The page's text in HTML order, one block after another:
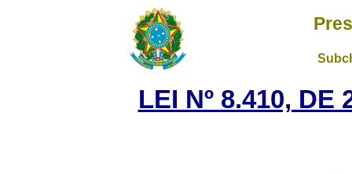
LEI Nº 8.410, DE